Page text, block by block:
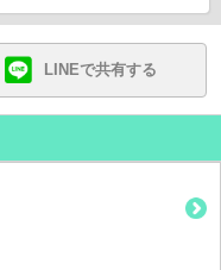
LINEで共有する